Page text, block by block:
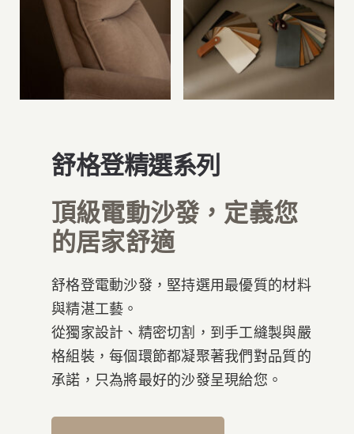
舒格登精選系列
頂級電動沙發，定義您
的居家舒適
舒格登電動沙發，堅持選用最優質的材料
與精湛工藝。
從獨家設計、精密切割，到手工縫製與嚴
格組裝，每個環節都凝聚著我們對品質的
承諾，只為將最好的沙發呈現給您。